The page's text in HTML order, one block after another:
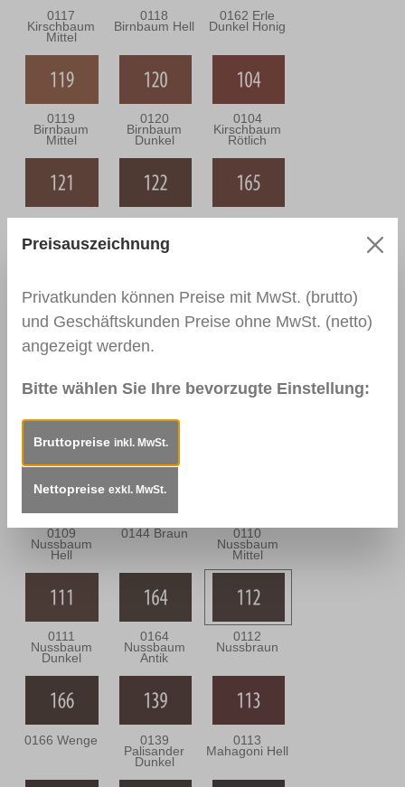
0117
Kirschbaum
Mittel
0118
Birnbaum Hell
0162 Erle
Dunkel Honig
0119
Birnbaum
Mittel
0120
Birnbaum
Dunkel
0104
Kirschbaum
Rötlich
0121 Macoré 0122 Macoré 0165
0138 Teak 0303 Eiche 0142 Eiche
Bräunlich Dunkel
0109
Nussbaum
Hell
0144 Braun 0110
Nussbaum
Mittel
0111
Nussbaum
Dunkel
0164
Nussbaum
Antik
0112
Nussbraun
0166 Wenge 0139
Palisander
Dunkel
0113
Mahagoni Hell
Preisauszeichnung
Privatkunden können Preise mit MwSt. (brutto)
und Geschäftskunden Preise ohne MwSt. (netto)
angezeigt werden.
Bitte wählen Sie Ihre bevorzugte Einstellung:
Bruttopreise inkl. MwSt.
Nettopreise exkl. MwSt.